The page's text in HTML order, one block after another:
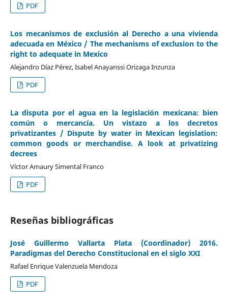
PDF
Los mecanismos de exclusión al Derecho a una vivienda
adecuada en México / The mechanisms of exclusion to the
right to adequate in Mexico
Alejandro Díaz Pérez, Isabel Anayanssi Orizaga Inzunza
PDF
La disputa por el agua en la legislación mexicana: bien
común o mercancía. Un vistazo a los decretos
privatizantes / Dispute by water in Mexican legislation:
common goods or merchandise. A look at privatizing
decrees
Víctor Amaury Simental Franco
PDF
Reseñas bibliográficas
José Guillermo Vallarta Plata (Coordinador) 2016.
Paradigmas del Derecho Constitucional en el siglo XXI
Rafael Enrique Valenzuela Mendoza
PDF